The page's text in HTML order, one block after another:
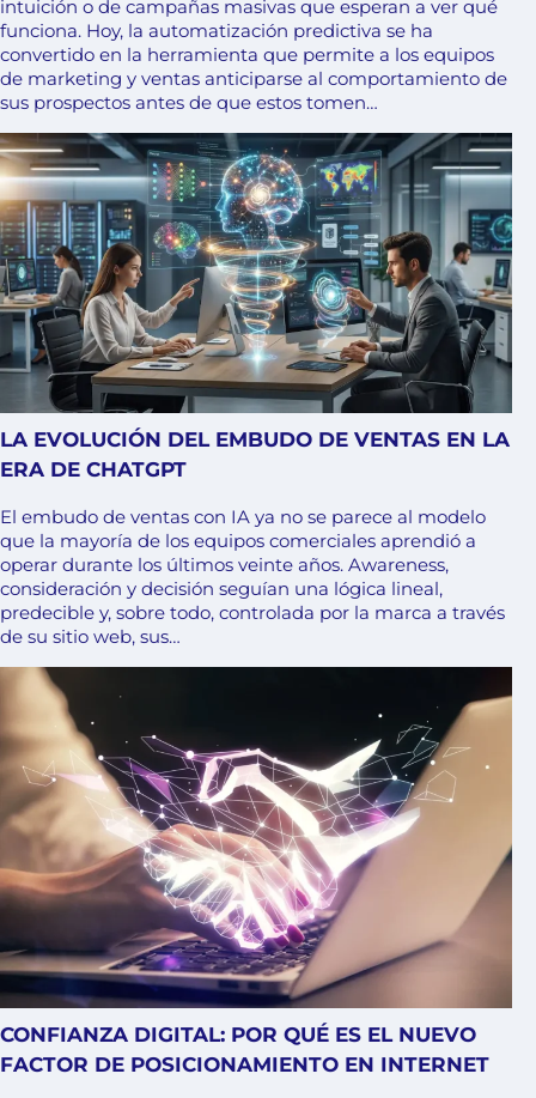
intuición o de campañas masivas que esperan a ver qué
funciona. Hoy, la automatización predictiva se ha
convertido en la herramienta que permite a los equipos
de marketing y ventas anticiparse al comportamiento de
sus prospectos antes de que estos tomen…
LA EVOLUCIÓN DEL EMBUDO DE VENTAS EN LA
ERA DE CHATGPT
El embudo de ventas con IA ya no se parece al modelo
que la mayoría de los equipos comerciales aprendió a
operar durante los últimos veinte años. Awareness,
consideración y decisión seguían una lógica lineal,
predecible y, sobre todo, controlada por la marca a través
de su sitio web, sus…
CONFIANZA DIGITAL: POR QUÉ ES EL NUEVO
FACTOR DE POSICIONAMIENTO EN INTERNET